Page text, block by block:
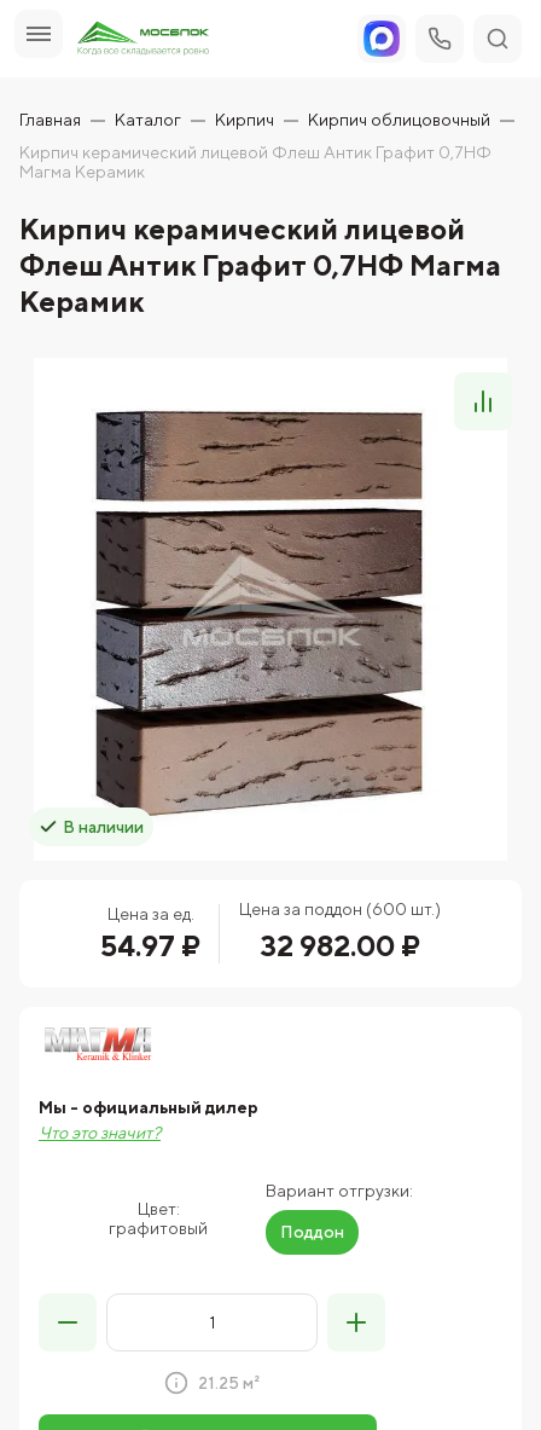
Главная Каталог Кирпич
Кирпич облицовочный
Кирпич керамический лицевой Флеш Антик Графит 0,7НФ
Магма Керамик
Кирпич керамический лицевой
Флеш Антик Графит 0,7НФ Магма
Керамик
В наличии
Цена за ед.
54.97 ₽
Цена за поддон (600 шт.)
32 982.00 ₽
Цвет:
графитовый
Вариант отгрузки:
Поддон
Мы - официальный дилер
Что это значит?
21.25 м²